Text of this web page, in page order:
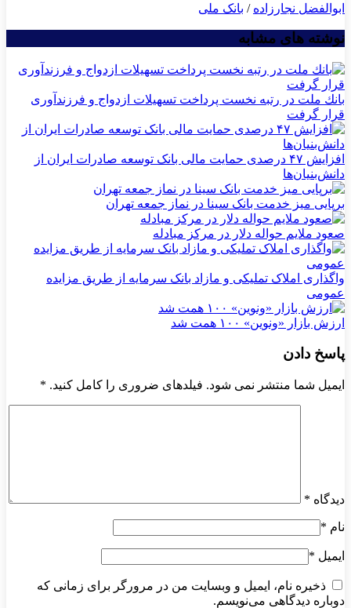
ابوالفضل نجارزاده / بانک ملی
نوشته های مشابه
بانك ملت در رتبه نخست پرداخت تسهیلات ازدواج و فرزندآوری
قرار گرفت
افزایش ۴۷ درصدی حمایت مالی بانک توسعه صادرات ایران از
دانش‌بنیان‌ها
برپایی میز خدمت بانک سینا در نماز جمعه تهران
صعود ملایم حواله دلار در مرکز مبادله
واگذاری املاک تملیکی و مازاد بانک سرمایه از طریق مزایده
عمومی
ارزش بازار «ونوین» ۱۰۰ همت شد
پاسخ دادن
ایمیل شما منتشر نمی شود. فیلدهای ضروری را کامل کنید. *
دیدگاه *
نام *
ایمیل *
ذخیره نام، ایمیل و وبسایت من در مرورگر برای زمانی که
دوباره دیدگاهی می‌نویسم.